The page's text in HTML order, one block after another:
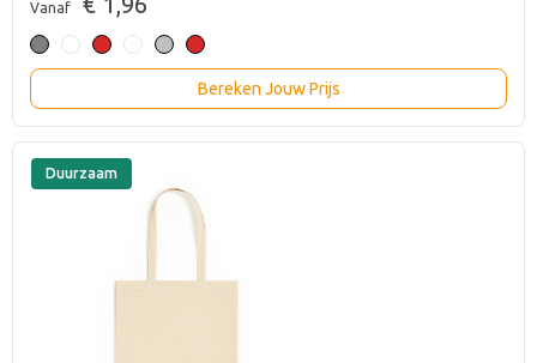
Vanaf
Bereken Jouw Prijs
Duurzaam